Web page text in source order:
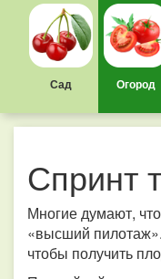
Сад Огород
Спринт
Многие думают,
«высший
чтобы получить